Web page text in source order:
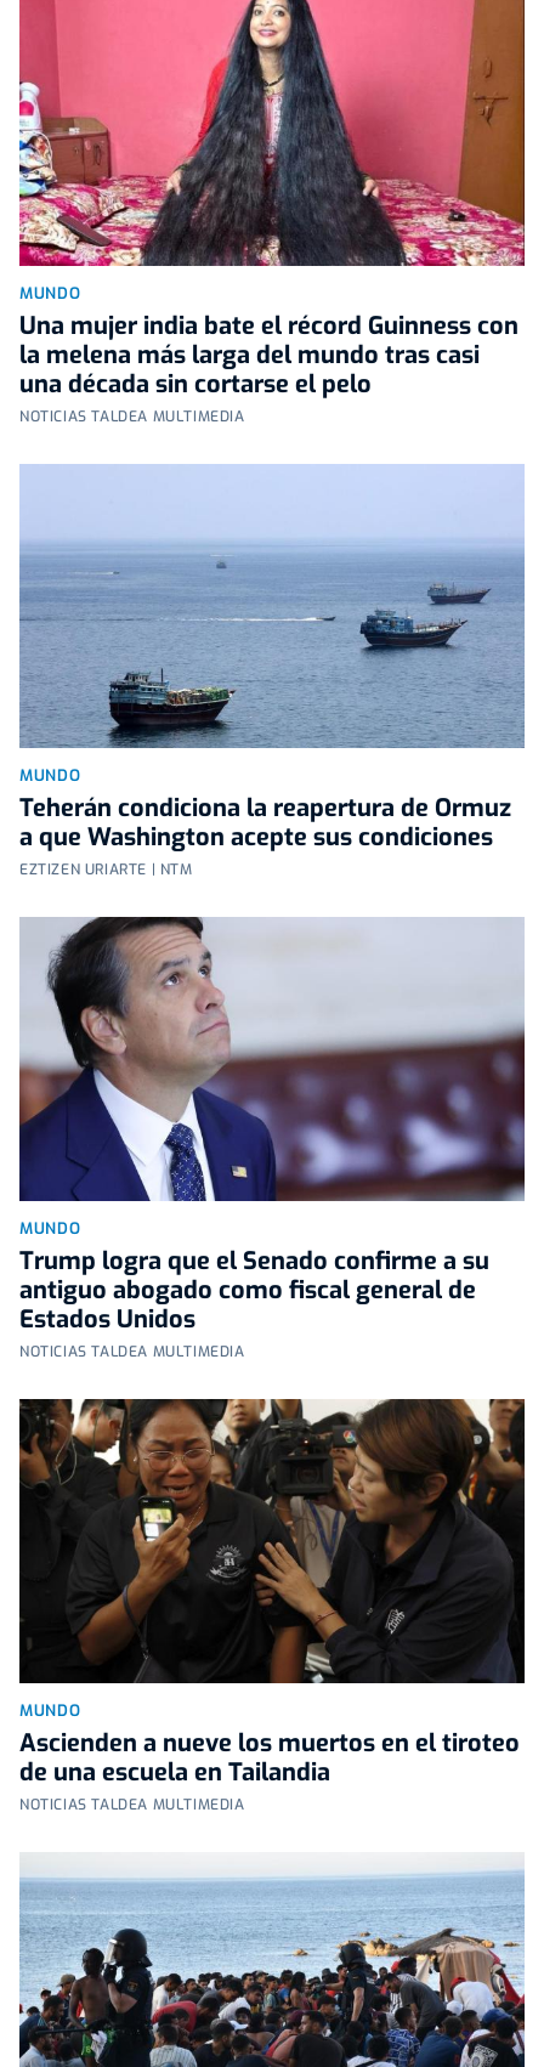
MUNDO
Una mujer india bate el récord Guinness con
la melena más larga del mundo tras casi
una década sin cortarse el pelo
NOTICIAS TALDEA MULTIMEDIA
MUNDO
Teherán condiciona la reapertura de Ormuz
a que Washington acepte sus condiciones
EZTIZEN URIARTE | NTM
MUNDO
Trump logra que el Senado confirme a su
antiguo abogado como fiscal general de
Estados Unidos
NOTICIAS TALDEA MULTIMEDIA
MUNDO
Ascienden a nueve los muertos en el tiroteo
de una escuela en Tailandia
NOTICIAS TALDEA MULTIMEDIA